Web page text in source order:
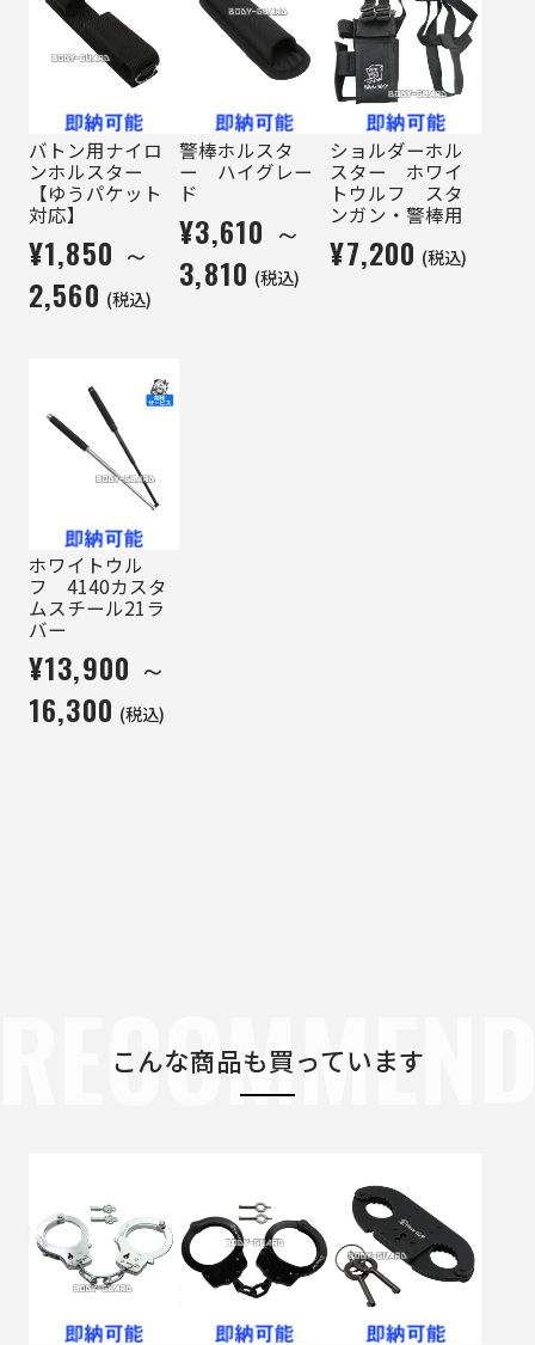
バトン用ナイロ
ンホルスター
【ゆうパケット
対応】
¥1,850 ～
2,560 (税込)
警棒ホルスタ
ー ハイグレー
ド
¥3,610 ～
3,810 (税込)
ショルダーホル
スター ホワイ
トウルフ スタ
ンガン・警棒用
¥7,200 (税込)
ホワイトウル
フ 4140カスタ
ムスチール21ラ
バー
¥13,900 ～
16,300 (税込)
こんな商品も買っています